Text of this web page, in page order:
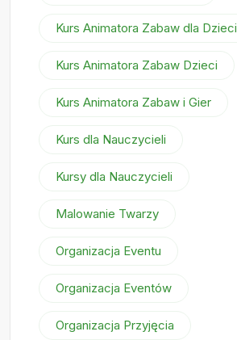
Kurs Animatora Zabaw dla Dzieci
Kurs Animatora Zabaw Dzieci
Kurs Animatora Zabaw i Gier
Kurs dla Nauczycieli
Kursy dla Nauczycieli
Malowanie Twarzy
Organizacja Eventu
Organizacja Eventów
Organizacja Przyjęcia